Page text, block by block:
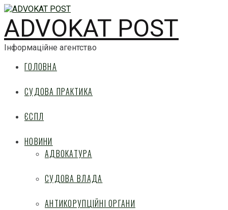
ADVOKAT POST
Інформаційне агентство
ГОЛОВНА
СУДОВА ПРАКТИКА
ЄСПЛ
НОВИНИ
АДВОКАТУРА
СУДОВА ВЛАДА
АНТИКОРУПЦІЙНІ ОРГАНИ